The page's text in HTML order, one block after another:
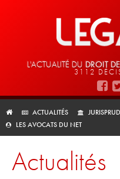
L'ACTUALITÉ DU DROIT
3112
ACTUALITÉS
LES AVOCATS DU NET
Actualités